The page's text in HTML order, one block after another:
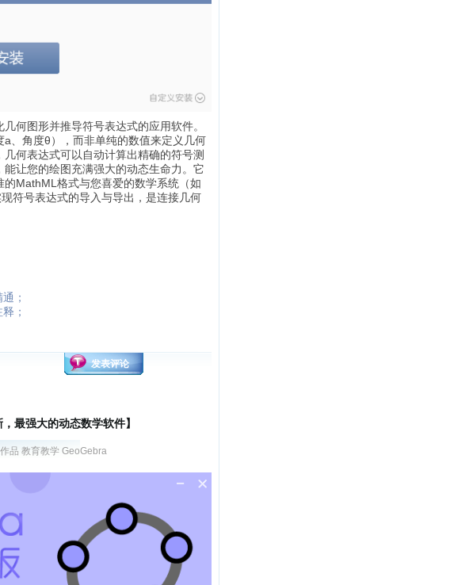
何图形并推导符号表达式的应用软件。
、角度θ），而非单纯的数值来定义几何
何表达式可以自动计算出精确的符号测
让您的绘图充满强大的动态生命力。它
MathML格式与您喜爱的数学系统（如
符号表达式的导入与导出，是连接几何
；
；
发表评论
最强大的动态数学软件】
品 教育教学 GeoGebra